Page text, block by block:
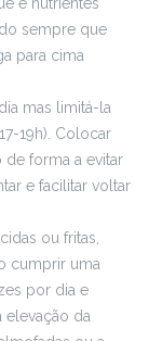
e nutrientes
sempre que
para cima
mas limitá-la
19h). Colocar
de forma a evitar
e facilitar voltar
ou fritas,
cumprir uma
por dia e
elevação da